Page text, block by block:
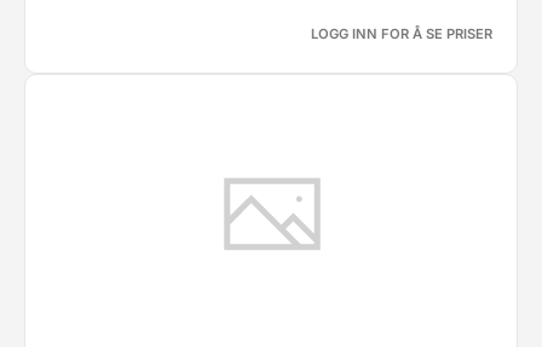
LOGG INN FOR Å SE PRISER